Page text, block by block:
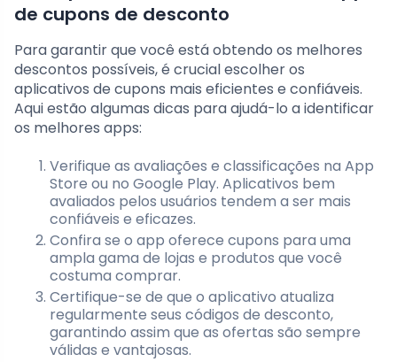
de cupons de desconto
Para garantir que você está obtendo os melhores
descontos possíveis, é crucial escolher os
aplicativos de cupons mais eficientes e confiáveis.
Aqui estão algumas dicas para ajudá-lo a identificar
os melhores apps:
Verifique as avaliações e classificações na App
Store ou no Google Play. Aplicativos bem
avaliados pelos usuários tendem a ser mais
confiáveis e eficazes.
Confira se o app oferece cupons para uma
ampla gama de lojas e produtos que você
costuma comprar.
Certifique-se de que o aplicativo atualiza
regularmente seus códigos de desconto,
garantindo assim que as ofertas são sempre
válidas e vantajosas.